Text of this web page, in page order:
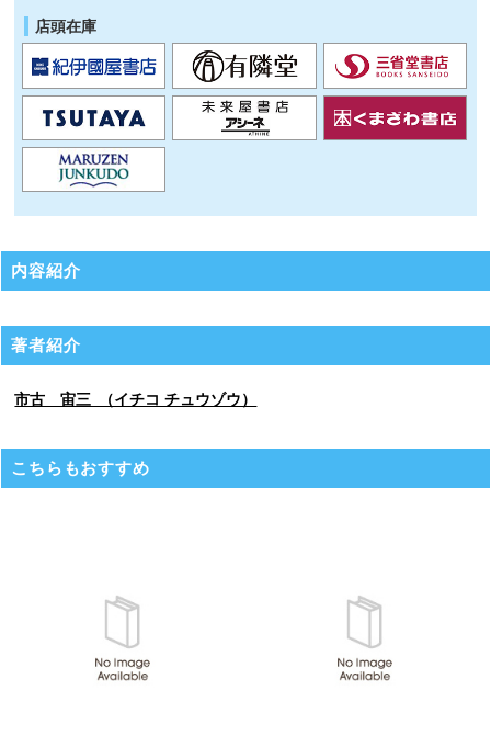
店頭在庫
内容紹介
著者紹介
市古 宙三 （イチコ チュウゾウ）
こちらもおすすめ